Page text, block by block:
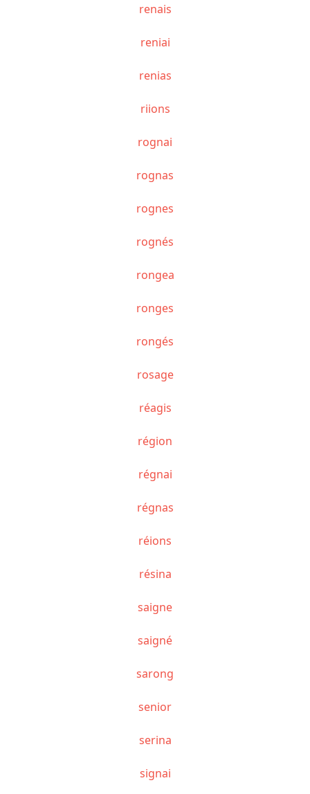
renais
reniai
renias
riions
rognai
rognas
rognes
rognés
rongea
ronges
rongés
rosage
réagis
région
régnai
régnas
réions
résina
saigne
saigné
sarong
senior
serina
signai